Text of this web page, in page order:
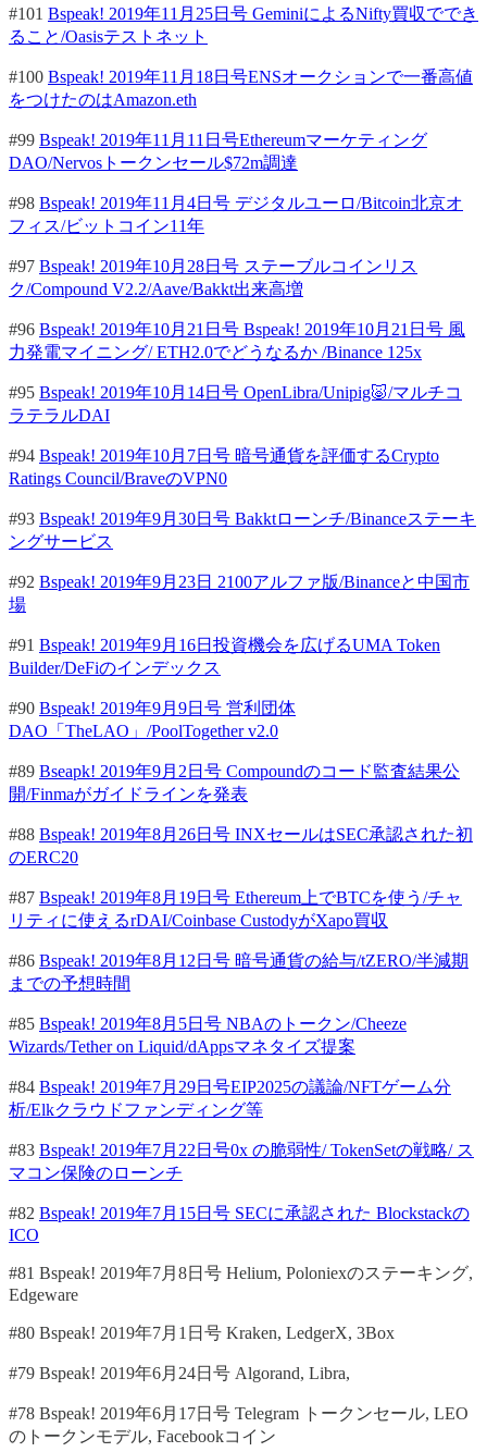
#101 Bspeak! 2019年11月25日号 GeminiによるNifty買収ででき
ること/Oasisテストネット
#100 Bspeak! 2019年11月18日号ENSオークションで一番高値
をつけたのはAmazon.eth
#99 Bspeak! 2019年11月11日号Ethereumマーケティング
DAO/Nervosトークンセール$72m調達
#98 Bspeak! 2019年11月4日号 デジタルユーロ/Bitcoin北京オ
フィス/ビットコイン11年
#97 Bspeak! 2019年10月28日号 ステーブルコインリス
ク/Compound V2.2/Aave/Bakkt出来高増
#96 Bspeak! 2019年10月21日号 Bspeak! 2019年10月21日号 風
力発電マイニング/ ETH2.0でどうなるか /Binance 125x
#95 Bspeak! 2019年10月14日号 OpenLibra/Unipig🐷/マルチコ
ラテラルDAI
#94 Bspeak! 2019年10月7日号 暗号通貨を評価するCrypto
Ratings Council/BraveのVPN0
#93 Bspeak! 2019年9月30日号 Bakktローンチ/Binanceステーキ
ングサービス
#92 Bspeak! 2019年9月23日 2100アルファ版/Binanceと中国市
場
#91 Bspeak! 2019年9月16日投資機会を広げるUMA Token
Builder/DeFiのインデックス
#90 Bspeak! 2019年9月9日号 営利団体
DAO「TheLAO」/PoolTogether v2.0
#89 Bseapk! 2019年9月2日号 Compoundのコード監査結果公
開/Finmaがガイドラインを発表
#88 Bspeak! 2019年8月26日号 INXセールはSEC承認された初
のERC20
#87 Bspeak! 2019年8月19日号 Ethereum上でBTCを使う/チャ
リティに使えるrDAI/Coinbase CustodyがXapo買収
#86 Bspeak! 2019年8月12日号 暗号通貨の給与/tZERO/半減期
までの予想時間
#85 Bspeak! 2019年8月5日号 NBAのトークン/Cheeze
Wizards/Tether on Liquid/dAppsマネタイズ提案
#84 Bspeak! 2019年7月29日号EIP2025の議論/NFTゲーム分
析/Elkクラウドファンディング等
#83 Bspeak! 2019年7月22日号0x の脆弱性/ TokenSetの戦略/ ス
マコン保険のローンチ
#82 Bspeak! 2019年7月15日号 SECに承認された Blockstackの
ICO
#81 Bspeak! 2019年7月8日号 Helium, Poloniexのステーキング,
Edgeware
#80 Bspeak! 2019年7月1日号 Kraken, LedgerX, 3Box
#79 Bspeak! 2019年6月24日号 Algorand, Libra,
#78 Bspeak! 2019年6月17日号 Telegram トークンセール, LEO
のトークンモデル, Facebookコイン